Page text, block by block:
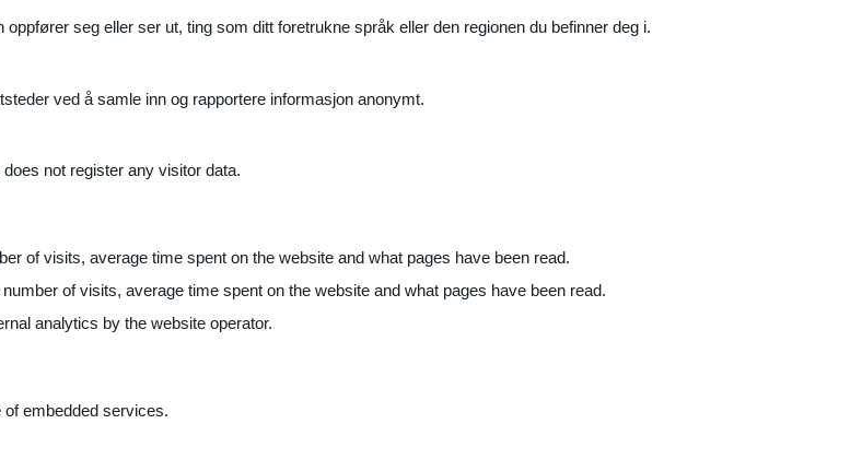
seg eller ser ut, ting som ditt foretrukne språk eller den regionen du befinner deg i.
ved å samle inn og rapportere informasjon anonymt.
not register any visitor data.
of visits, average time spent on the website and what pages have been read.
of visits, average time spent on the website and what pages have been read.
analytics by the website operator.
embedded services.